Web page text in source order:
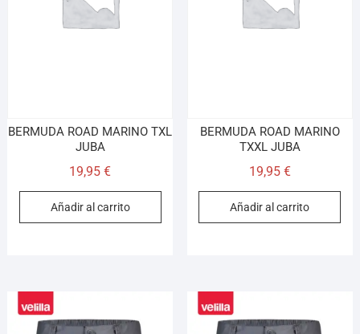
BERMUDA ROAD MARINO TXL
JUBA
19,95€
Añadir al carrito
BERMUDA ROAD MARINO
TXXL JUBA
19,95 €
Añadir al carrito